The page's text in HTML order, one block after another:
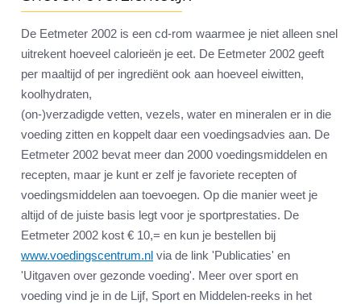
De Eetmeter 2002 is een cd-rom waarmee je niet alleen snel
uitrekent hoeveel calorieën je eet. De Eetmeter 2002 geeft
per maaltijd of per ingrediënt ook aan hoeveel eiwitten,
koolhydraten,
(on-)verzadigde vetten, vezels, water en mineralen er in die
voeding zitten en koppelt daar een voedingsadvies aan. De
Eetmeter 2002 bevat meer dan 2000 voedingsmiddelen en
recepten, maar je kunt er zelf je favoriete recepten of
voedingsmiddelen aan toevoegen. Op die manier weet je
altijd of de juiste basis legt voor je sportprestaties. De
Eetmeter 2002 kost € 10,= en kun je bestellen bij
www.voedingscentrum.nl via de link 'Publicaties' en
'Uitgaven over gezonde voeding'. Meer over sport en
voeding vind je in de Lijf, Sport en Middelen-reeks in het